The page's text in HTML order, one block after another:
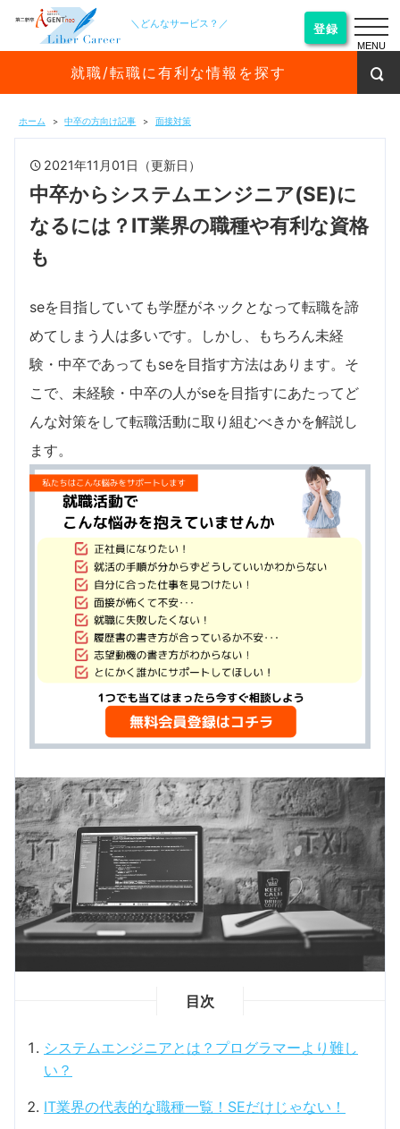
＼どんなサービス？／ 登録
就職/転職に有利な情報を探す
ホーム 中卒の方向け記事 面接対策
2021年11月01日（更新日）
中卒からシステムエンジニア(SE)に
なるには？IT業界の職種や有利な資格
も
seを目指していても学歴がネックとなって転職を諦
めてしまう人は多いです。しかし、もちろん未経
験・中卒であってもseを目指す方法はあります。そ
こで、未経験・中卒の人がseを目指すにあたってど
んな対策をして転職活動に取り組むべきかを解説し
ます。
目次
システムエンジニアとは？プログラマーより難し
い？
IT業界の代表的な職種一覧！SEだけじゃない！
MENU